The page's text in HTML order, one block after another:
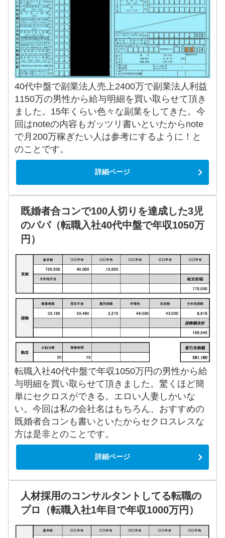
40代中盤で副業法人売上2400万で副業法人利益
1150万の男性から給与明細を買い取らせて頂き
ました。15年くらい色々な副業をしてきた。今
回はnoteの内容もガッツリ書いといたからnote
で月200万稼ぎたい人は参考にするように！と
のことです。
詳細ページ
既婚者合コンで100人切りを達成した3児
のパパ（転職入社40代中盤で年収1050万
円）
転職入社40代中盤で年収1050万円の男性から給
与明細を買い取らせて頂きました。驚くほど簡
単にセクロスができる。エロい人妻しかいな
い。今回は私の会社名はもちろん、おすすめの
既婚者合コンも書いといたからセクロスレスな
方は是非とのことです。
詳細ページ
人材採用のコンサルタントしてる転職の
プロ（転職入社1年目で年収1000万円）